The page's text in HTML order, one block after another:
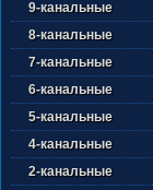
9-канальные
8-канальные
7-канальные
6-канальные
5-канальные
4-канальные
2-канальные